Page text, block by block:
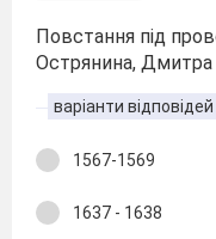
Повстання під
Острянина, Дмитра
варіанти відповідей
1567-1569
1637 - 1638